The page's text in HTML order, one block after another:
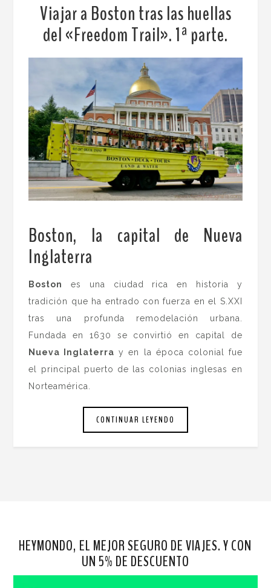
Viajar a Boston tras las huellas
del «Freedom Trail». 1ª parte.
Boston, la capital de Nueva
Inglaterra
Boston
es una ciudad rica en historia y
tradición que ha entrado con fuerza en el S.XXI
tras una profunda remodelación urbana.
Fundada en 1630 se convirtió en capital de
Nueva Inglaterra y en la época colonial fue
el principal puerto de las colonias inglesas en
Norteamérica.
CONTINUAR LEYENDO
HEYMONDO, EL MEJOR SEGURO DE VIAJES. Y CON
UN 5% DE DESCUENTO